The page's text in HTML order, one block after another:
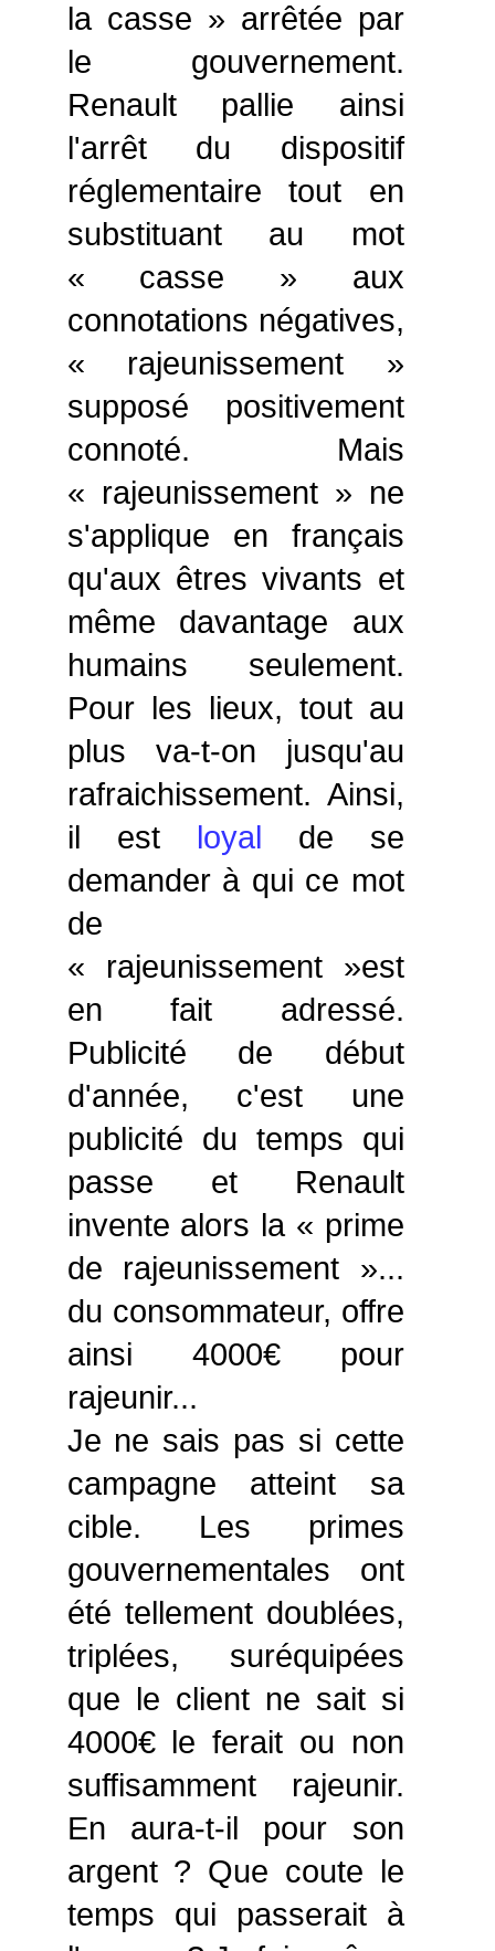
la casse » arrêtée par
le gouvernement.
Renault pallie ainsi
l'arrêt du dispositif
réglementaire tout en
substituant au mot
« casse » aux
connotations négatives,
« rajeunissement »
supposé positivement
connoté. Mais
« rajeunissement » ne
s'applique en français
qu'aux êtres vivants et
même davantage aux
humains seulement.
Pour les lieux, tout au
plus va-t-on jusqu'au
rafraichissement. Ainsi,
il est loyal de se
demander à qui ce mot
de
« rajeunissement »est
en fait adressé.
Publicité de début
d'année, c'est une
publicité du temps qui
passe et Renault
invente alors la « prime
de rajeunissement »...
du consommateur, offre
ainsi 4000€ pour
rajeunir...
Je ne sais pas si cette
campagne atteint sa
cible. Les primes
gouvernementales ont
été tellement doublées,
triplées, suréquipées
que le client ne sait si
4000€ le ferait ou non
suffisamment rajeunir.
En aura-t-il pour son
argent ? Que coute le
temps qui passerait à